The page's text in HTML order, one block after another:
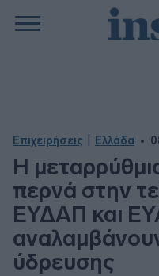
Επιχειρήσεις Ελλάδα
Η
περνά στην
ΕΥΔΑΠ και
ύδρευσης